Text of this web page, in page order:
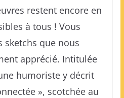
restent encore en
à tous ! Vous
sketchs que nous
apprécié. Intitulée
humoriste y décrit
», scotchée au